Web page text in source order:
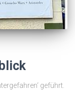
geführt.